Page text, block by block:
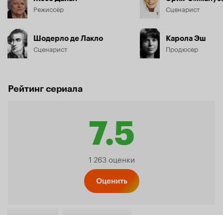
Режиссёр
Шодерло де Лакло
Сценарист
Сценарист
Карола Эш
Продюсер
Рейтинг сериала
7.5
Рейтинг
1 263 оценки
Оценить